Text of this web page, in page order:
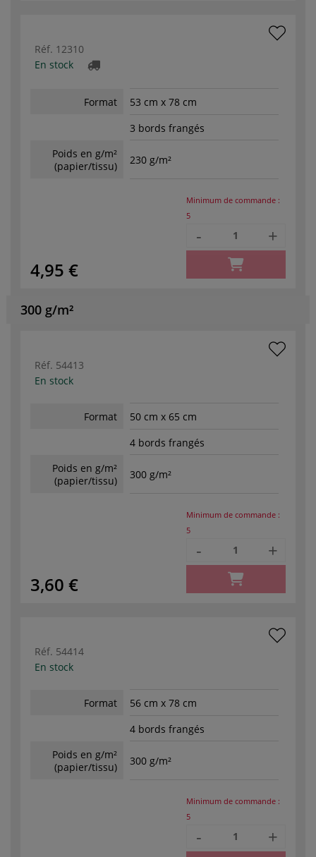
Réf. 12310
En stock
Format
53 cm x 78 cm
3 bords frangés
Poids en g/m²
(papier/tissu)
230 g/m²
4,95 €
Minimum de commande :
5
- +
300 g/m²
Réf. 54413
En stock
Format
50 cm x 65 cm
4 bords frangés
Poids en g/m²
(papier/tissu)
300 g/m²
3,60 €
Minimum de commande :
5
- +
Réf. 54414
En stock
Format
56 cm x 78 cm
4 bords frangés
Poids en g/m²
(papier/tissu)
300 g/m²
Minimum de commande :
5
- +